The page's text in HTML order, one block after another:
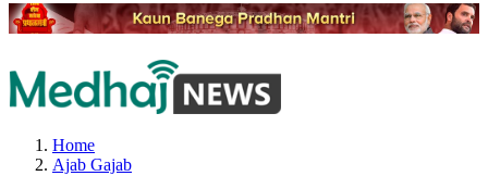
Home
Ajab Gajab